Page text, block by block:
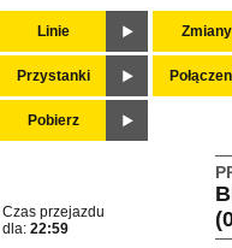
Linie Zmiany
Przystanki
Pobierz
Czas przejazdu
dla: 22:59